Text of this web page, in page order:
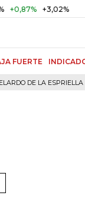
+3,02% DTF
FUERTE
DE LA ESPRIELLA